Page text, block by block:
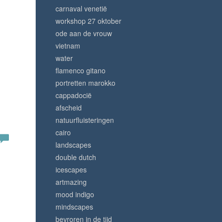
carnaval venetië
workshop 27 oktober
ode aan de vrouw
vietnam
water
flamenco gitano
portretten marokko
cappadocië
afscheid
natuurfluisteringen
cairo
landscapes
double dutch
icescapes
artmazing
mood indigo
mindscapes
bevroren in de tijd